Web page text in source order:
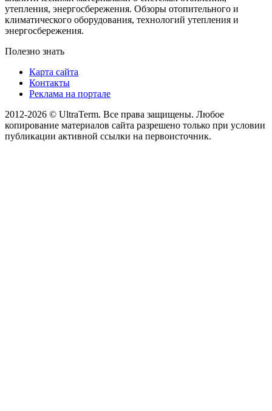
утепления, энергосбережения. Обзоры отопительного и
климатического оборудования, технологий утепления и
энергосбережения.
Полезно знать
Карта сайта
Контакты
Реклама на портале
2012-2026 © UltraTerm. Все права защищены. Любое
копирование материалов сайта разрешено только при условии
публикации активной ссылки на первоисточник.